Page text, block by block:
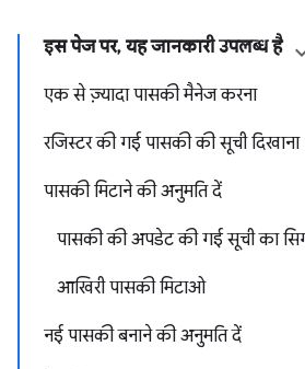
इस पेज पर, यह जानकारी उपलब्ध है
एक से ज़्यादा पासकी मैनेज करना
रजिस्टर की गई पासकी की सूची दिखाना
पासकी मिटाने की अनुमति दें
पासकी की अपडेट की गई सूची का
आखिरी पासकी मिटाओ
नई पासकी बनाने की अनुमति दें